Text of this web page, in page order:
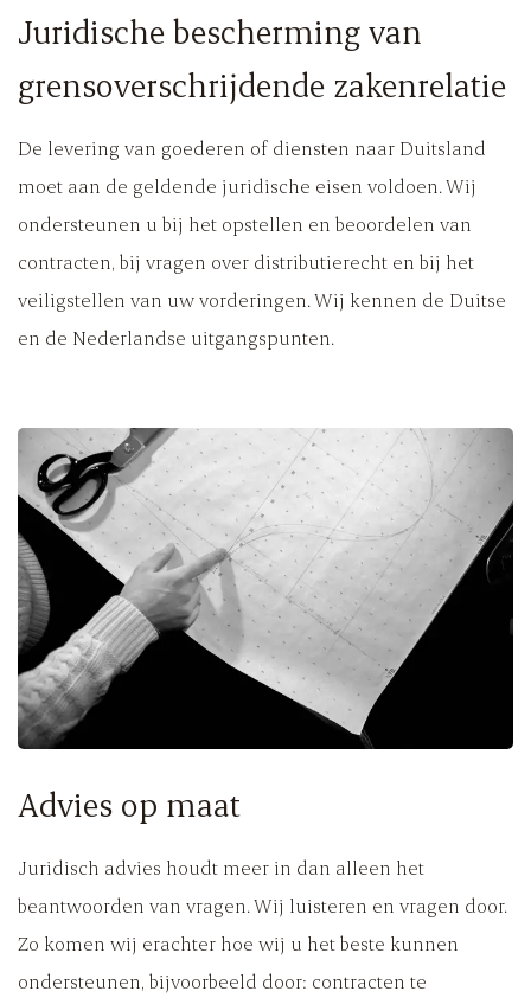
Juridische bescherming van
grensoverschrijdende
zakenrelaties
De levering van goederen of diensten naar Duitsland
moet aan de geldende juridische eisen voldoen. Wij
ondersteunen u bij het opstellen en beoordelen van
contracten, bij vragen over distributierecht en bij het
veiligstellen van uw vorderingen. Wij kennen de Duitse
Advies op maat
Juridisch advies houdt meer in dan alleen het
beantwoorden van vragen. Wij luisteren en vragen door.
Zo komen wij erachter hoe wij u het beste kunnen